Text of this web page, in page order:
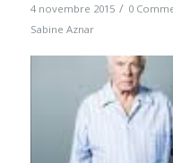
4 novembre 2015 / 0
Sabine Aznar